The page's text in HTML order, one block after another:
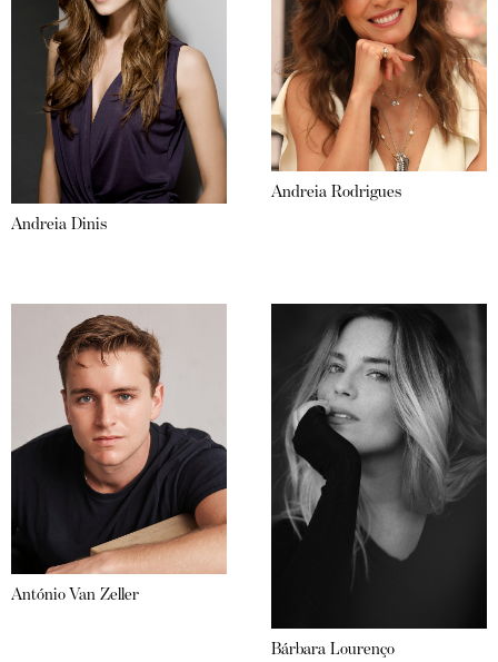
Andreia Dinis
Andreia Rodrigues
António Van Zeller
Bárbara Lourenço